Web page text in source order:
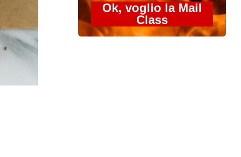
Ok, voglio la Mail
Class